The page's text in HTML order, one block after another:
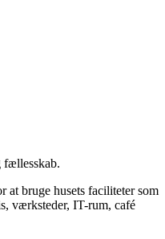
fællesskab.
at bruge husets faciliteter som
værksteder, IT-rum, café